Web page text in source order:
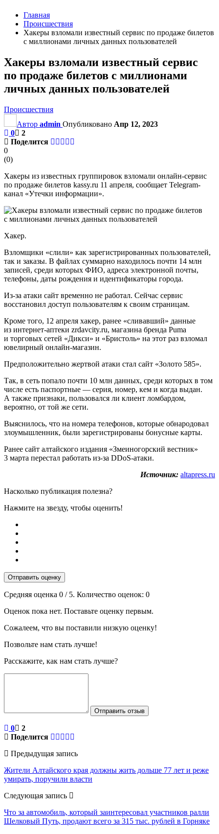
Главная
Происшествия
Хакеры взломали известный сервис по продаже билетов
с миллионами личных данных пользователей
Хакеры взломали известный сервис
по продаже билетов с миллионами
личных данных пользователей
Происшествия
Автор admin Опубликовано Апр 12, 2023
0
2
Поделится
0
(0)
Хакеры из известных группировок взломали онлайн-сервис
по продаже билетов kassy.ru 11 апреля, сообщает Telegram-
канал «Утечки информации».
Хакер.
Взломщики «слили» как зарегистрированных пользователей,
так и заказы. В файлах суммарно находилось почти 14 млн
записей, среди которых ФИО, адреса электронной почты,
телефоны, даты рождения и идентификаторы города.
Из-за атаки сайт временно не работал. Сейчас сервис
восстановил доступ пользователям к своим страницам.
Кроме того, 12 апреля хакер, ранее «сливавший» данные
из интернет-аптеки zrdavcity.ru, магазина бренда Puma
и торговых сетей «Дикси» и «Бристоль» на этот раз взломал
ювелирный онлайн-магазин.
Предположительно жертвой атаки стал сайт «Золото 585».
Так, в сеть попало почти 10 млн данных, среди которых в том
числе есть паспортные — серия, номер, кем и когда выдан.
А также признаки, пользовался ли клиент ломбардом,
вероятно, от той же сети.
Выяснилось, что на номера телефонов, которые обнародовал
злоумышленник, были зарегистрированы бонусные карты.
Ранее сайт алтайского издания «Змеиногорский вестник»
3 марта перестал работать из-за DDoS-атаки.
Источник: altapress.ru
Насколько публикация полезна?
Нажмите на звезду, чтобы оценить!
Отправить оценку
Средняя оценка 0 / 5. Количество оценок: 0
Оценок пока нет. Поставьте оценку первым.
Сожалеем, что вы поставили низкую оценку!
Позвольте нам стать лучше!
Расскажите, как нам стать лучше?
Отправить отзыв
0
2
Поделится
Предыдущая запись
Жители Алтайского края должны жить дольше 77 лет и реже
умирать, поручили власти
Следующая запись
Что за автомобиль, который заинтересовал участников ралли
Шелковый Путь, продают всего за 315 тыс. рублей в Горняке